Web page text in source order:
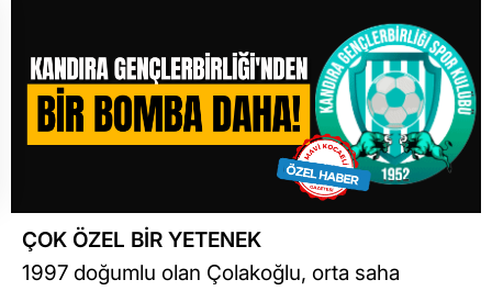
ÇOK ÖZEL BİR YETENEK
1997 doğumlu olan Çolakoğlu, orta saha